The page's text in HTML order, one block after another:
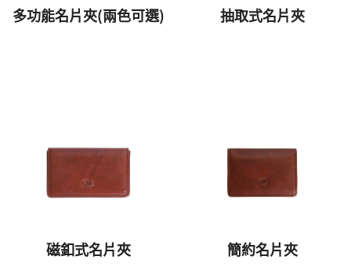
多功能名片夾(兩色可選) 抽取式名片夾
磁釦式名片夾 簡約名片夾